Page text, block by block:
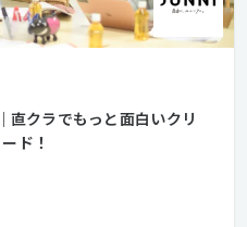
直クラでもっと面白いクリ
ド！